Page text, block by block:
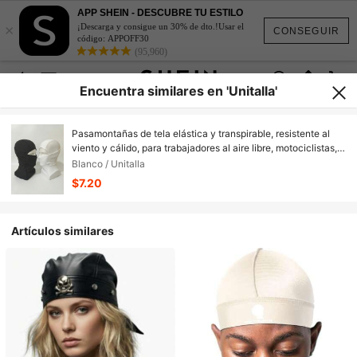
CONSEGUIR
×
APP SHEIN - DESCUBRE TU ESTILO
¡Descarga y consigue un 30% de dto.!Usar el
código: APPOFF30
(95,960)
Encuentra similares en 'Unitalla'
Pasamontañas de tela elástica y transpirable, resistente al
viento y cálido, para trabajadores al aire libre, motociclistas,
esquiadores, en color negro y blanco, fresco y transpirable
Blanco / Unitalla
$7.20
Artículos similares